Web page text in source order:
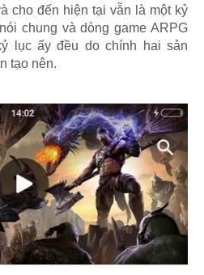
cho đến hiện tại vẫn là một kỷ
chung và dòng game ARPG
lục ấy đều do chính hai sản
tạo nên.